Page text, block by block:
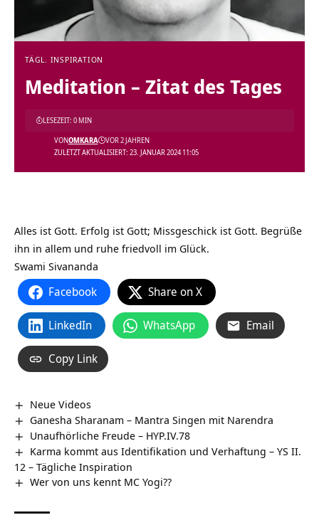
TÄGL. INSPIRATION
Meditation – Zitat des Tages
ZULETZT AKTUALISIERT: 23. JANUAR 2024 11:05
VONOMKARA VOR 2 JAHREN
LESEZEIT: 0 MIN
Alles ist Gott. Erfolg ist Gott; Missgeschick ist Gott. Begrüße
ihn in allem und ruhe friedvoll im Glück.
Swami Sivananda
Facebook Share on X
LinkedIn WhatsApp Email
Copy Link
Neue Videos
Ganesha Sharanam – Mantra Singen mit Narendra
Unaufhörliche Freude – HYP.IV.78
Karma kommt aus Identifikation und Verhaftung – YS II.
12 – Tägliche Inspiration
Wer von uns kennt MC Yogi??